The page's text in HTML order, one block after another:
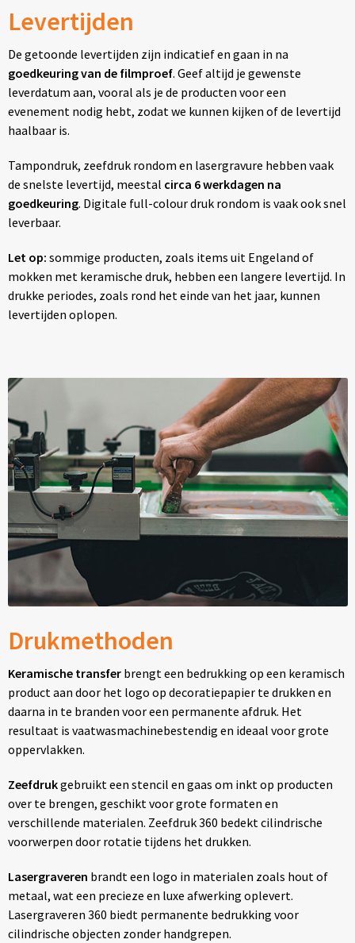
Levertijden
De getoonde levertijden zijn indicatief en gaan in na
goedkeuring van de filmproef. Geef altijd je gewenste
leverdatum aan, vooral als je de producten voor een
evenement nodig hebt, zodat we kunnen kijken of de levertijd
haalbaar is.
Tampondruk, zeefdruk rondom en lasergravure hebben vaak
de snelste levertijd, meestal circa 6 werkdagen na
goedkeuring. Digitale full-colour druk rondom is vaak ook snel
leverbaar.
Let op: sommige producten, zoals items uit Engeland of
mokken met keramische druk, hebben een langere levertijd. In
drukke periodes, zoals rond het einde van het jaar, kunnen
levertijden oplopen.
Drukmethoden
Keramische transferbrengt een bedrukking op een keramisch
product aan door het logo op decoratiepapier te drukken en
daarna in te branden voor een permanente afdruk. Het
resultaat is vaatwasmachinebestendig en ideaal voor grote
oppervlakken.
Zeefdrukgebruikt een stencil en gaas om inkt op producten
over te brengen, geschikt voor grote formaten en
verschillende materialen. Zeefdruk 360 bedekt cilindrische
voorwerpen door rotatie tijdens het drukken.
Lasergraveren brandt een logo in materialen zoals hout of
metaal, wat een precieze en luxe afwerking oplevert.
Lasergraveren 360 biedt permanente bedrukking voor
cilindrische objecten zonder handgrepen.